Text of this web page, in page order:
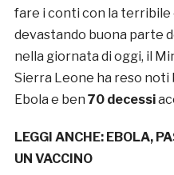
fare i conti con la terribile
devastando buona parte
nella giornata di oggi, il
Sierra Leone ha reso noti
Ebola e ben 70 decessi
LEGGI ANCHE: EBOLA,
UN VACCINO